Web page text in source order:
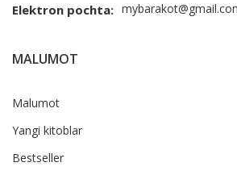
Elektron pochta:
MALUMOT
Malumot
Yangi kitoblar
Bestseller